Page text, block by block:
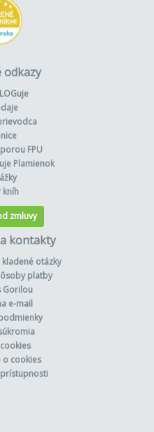
odkazy
FPU
Plamienok
kníh
zmluvy
kontakty
otázky
platby
Gorilou
e-mail
o cookies